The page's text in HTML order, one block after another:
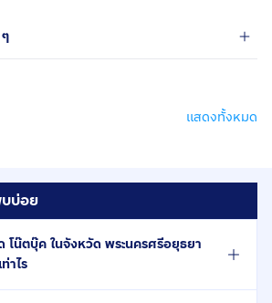
แสดงทั้งหมด
บ่อย
โน๊ตบุ๊ค ในจังหวัด พระนครศรีอยุธยา
าไร